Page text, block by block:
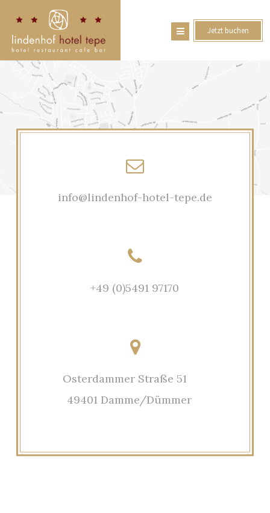
Jetzt buchen
info@lindenhof-hotel-tepe.de
+49 (0)5491 97170
Osterdammer Straße 51
49401 Damme/Dümmer